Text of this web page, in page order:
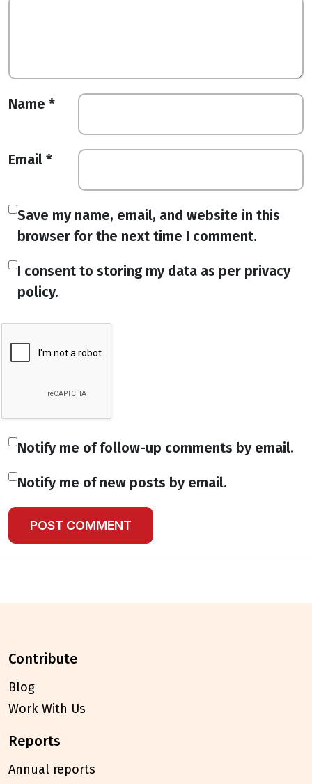
Name *
Email *
Save my name, email, and website in this
browser for the next time I comment.
I consent to storing my data as per privacy
policy.
Notify me of follow-up comments by email.
Notify me of new posts by email.
contribute
Blog
Work With Us
reports
Annual reports